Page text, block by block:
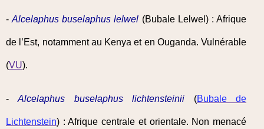
-Alcelaphus buselaphus lelwel (Bubale Lelwel) : Afrique
de l’Est, notamment au Kenya et en Ouganda. Vulnérable
(VU).
-Alcelaphus buselaphus lichtensteinii (Bubale de
Lichtenstein) : Afrique centrale et orientale. Non menacé